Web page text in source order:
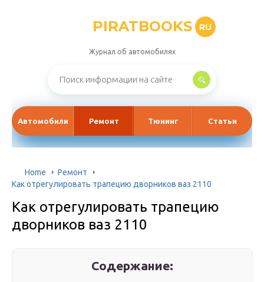
PIRATBOOKS RU
Журнал об автомобилях
Автомобили Ремонт Тюнинг Статьи
Home
Ремонт
Как отрегулировать трапецию дворников ваз 2110
Как отрегулировать трапецию
дворников ваз 2110
Содержание: